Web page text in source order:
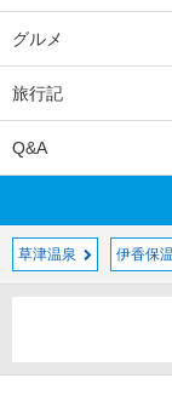
グルメ
旅行記
Q&A
草津温泉 伊香保